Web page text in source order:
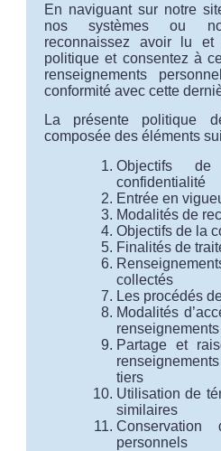
En naviguant sur notre
nos systèmes ou
reconnaissez avoir lu et
politique et consentez à
renseignements
conformité avec cette
La présente politique
composée des éléments
Objectifs
confidentialité
Entrée en
Modalités de
Objectifs de la
Finalités de
collectés
Les procédés
Modalités
Partage et
tiers
Utilisation de
similaires
Conservation
personnels